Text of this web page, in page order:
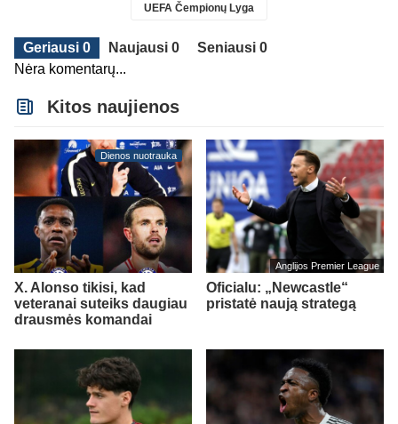
UEFA Čempionų Lyga
Geriausi 0 Naujausi 0
Seniausi 0
Nėra komentarų...
Kitos naujienos
Dienos nuotrauka
X. Alonso tikisi, kad
veteranai suteiks daugiau
drausmės komandai
Anglijos Premier League
Oficialu: „Newcastle“
pristatė naują strategą